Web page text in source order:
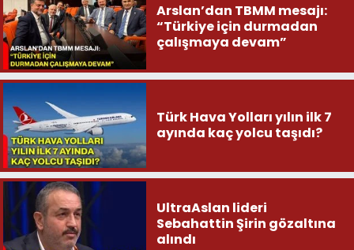
Arslan’dan TBMM mesajı:
“Türkiye için durmadan
çalışmaya devam”
Türk Hava Yolları yılın ilk 7
ayında kaç yolcu taşıdı?
UltraAslan lideri
Sebahattin Şirin gözaltına
alındı